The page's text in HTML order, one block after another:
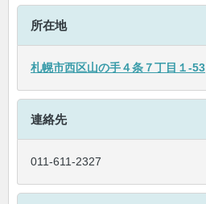
所在地
札幌市西区山の手４条７丁目１-53
連絡先
011-611-2327